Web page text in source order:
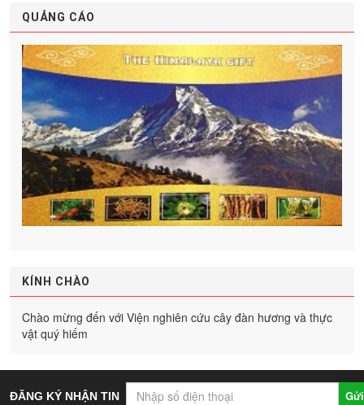
QUẢNG CÁO
KÍNH CHÀO
Chào mừng đến với Viện nghiên cứu cây đàn hương và thực
vật quý hiếm
ĐĂNG KÝ NHẬN TIN Gửi